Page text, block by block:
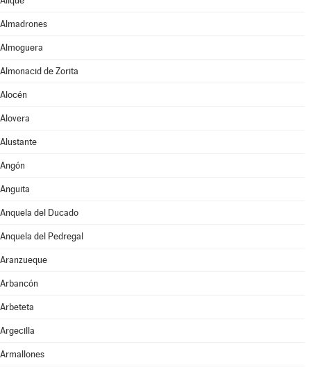
Almadrones
Almoguera
Almonacid de Zorita
Alocén
Alovera
Alustante
Angón
Anguita
Anquela del Ducado
Anquela del Pedregal
Aranzueque
Arbancón
Arbeteta
Argecilla
Armallones